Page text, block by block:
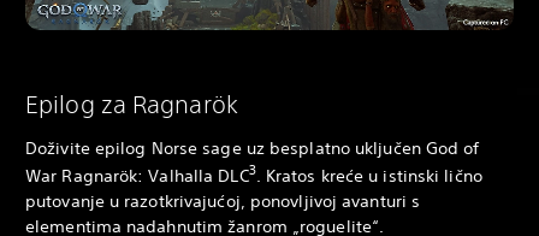
Epilog za Ragnarök
Doživite epilog Norse sage uz besplatno uključen God of
War Ragnarök: Valhalla DLC3. Kratos kreće u istinski lično
putovanje u razotkrivajućoj, ponovljivoj avanturi s
elementima nadahnutim žanrom „roguelite“.